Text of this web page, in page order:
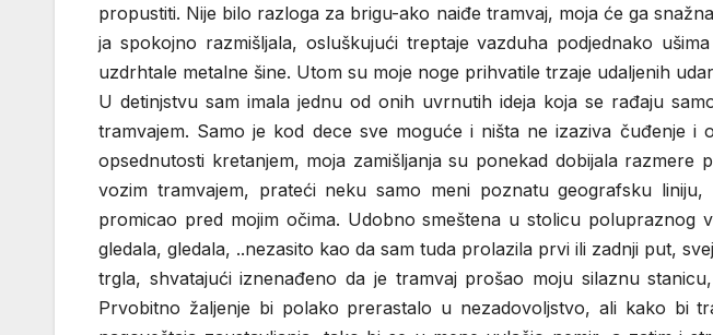
propustiti. Nije bilo razloga za brigu-ako naiđe tramvaj, moja će ga
ja spokojno razmišljala, osluškujući treptaje vazduha podjednako
uzdrhtale metalne šine. Utom su moje noge prihvatile trzaje udaljenih
U detinjstvu sam imala jednu od onih uvrnutih ideja koja se rađaju
tramvajem. Samo je kod dece sve moguće i ništa ne izaziva čuđenje i
opsednutosti kretanjem, moja zamišljanja su ponekad dobijala razmere
vozim tramvajem, prateći neku samo meni poznatu geografsku
promicao pred mojim očima. Udobno smeštena u stolicu
gledala, gledala, ..nezasito kao da sam tuda prolazila prvi ili zadnji put,
trgla, shvatajući iznenađeno da je tramvaj prošao moju silaznu
Prvobitno žaljenje bi polako prerastalo u nezadovoljstvo, ali kako bi